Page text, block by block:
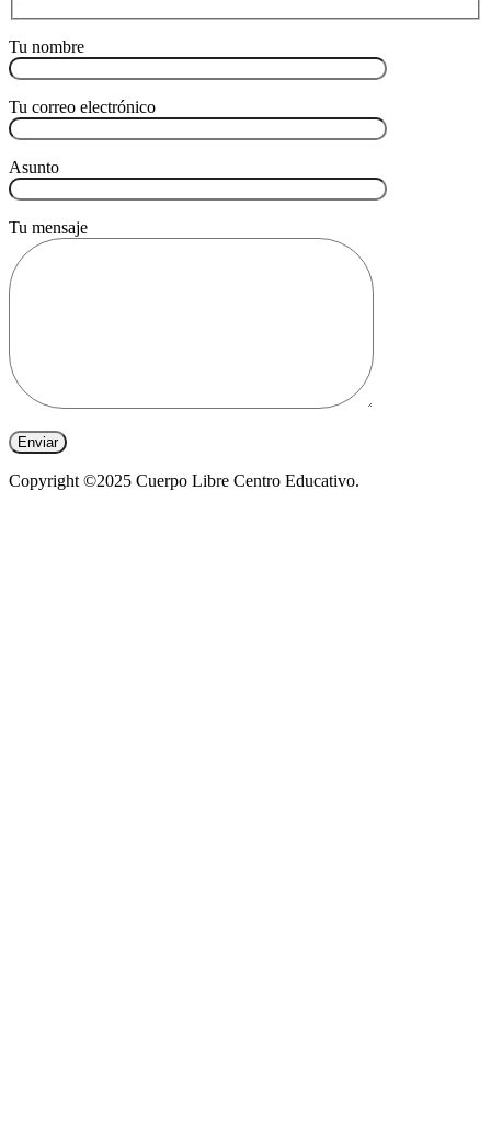
Tu nombre
Tu correo electrónico
Asunto
Tu mensaje
Copyright ©2025 Cuerpo Libre Centro Educativo.